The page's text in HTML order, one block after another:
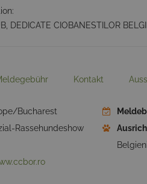
DEDICATE CIOBANESTILOR
Kontakt
Bucharest
Rassehundeshow